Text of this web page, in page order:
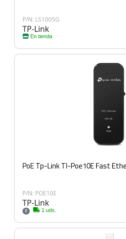
P/N: LS1005G
TP-Link
En tienda
PoE Tp-Link Tl-Poe10E Fast
P/N: POE10E
TP-Link
2 1 uds.